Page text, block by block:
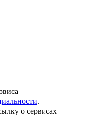
.
о сервисах